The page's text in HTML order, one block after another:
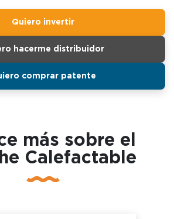
Quiero invertir
hacerme distribuidor
comprar patente
más sobre el
Calefactable